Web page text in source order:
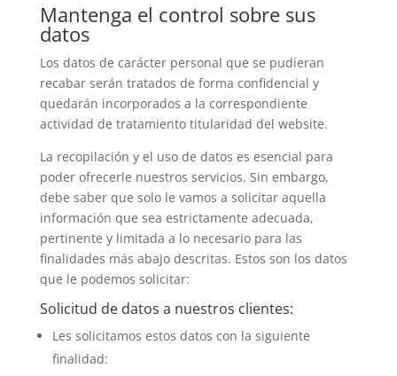
Mantenga el control sobre sus
datos
Los datos de carácter personal que se pudieran
recabar serán tratados de forma confidencial y
quedarán incorporados a la correspondiente
actividad de tratamiento titularidad del website.
La recopilación y el uso de datos es esencial para
poder ofrecerle nuestros servicios. Sin embargo,
debe saber que solo le vamos a solicitar aquella
información que sea estrictamente adecuada,
pertinente y limitada a lo necesario para las
finalidades más abajo descritas. Estos son los datos
que le podemos solicitar:
Solicitud de datos a nuestros clientes:
Les solicitamos estos datos con la siguiente
finalidad: